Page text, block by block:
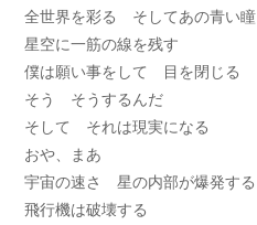
全世界を彩る そしてあの青い瞳
星空に一筋の線を残す
僕は願い事をして 目を閉じる
そう そうするんだ
そして それは現実になる
おや、まあ
宇宙の速さ 星の内部が爆発する
飛行機は破壊する